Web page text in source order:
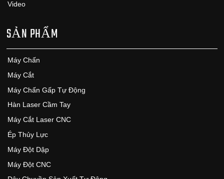
Video
SẢN PHẨM
Máy Chấn
Máy Cắt
Máy Chấn Gấp Tự Động
Hàn Laser Cầm Tay
Máy Cắt Laser CNC
Ép Thủy Lực
Máy Đột Dập
Máy Đột CNC